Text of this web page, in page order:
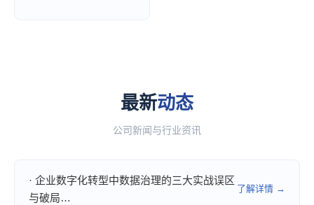
最新动态
公司新闻与行业资讯
· 企业数字化转型中数据治理的三大实战误区
与破局…
了解详情 →